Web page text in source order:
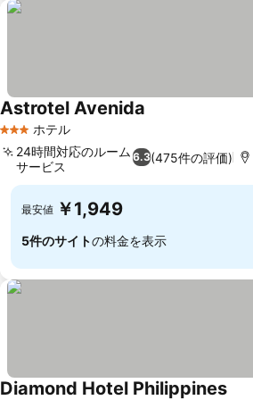
3 ホテルのランク
ホテル
Astrotel Avenida
6.3(475件の評価)
24時間対応のルーム
サービス
最安値 ￥1,949
5件のサイトの料金を表示
Diamond Hotel Philippines